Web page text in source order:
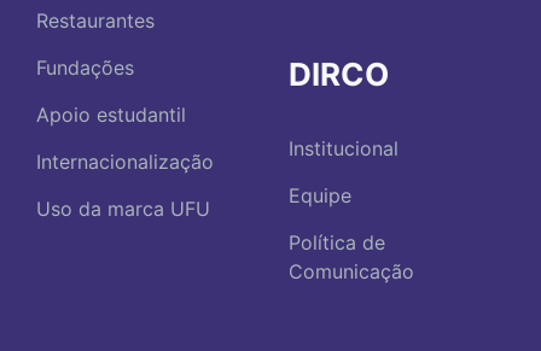
Restaurantes
Fundações
Apoio estudantil
Internacionalização
Uso da marca UFU
DIRCO
Institucional
Equipe
Política de
Comunicação